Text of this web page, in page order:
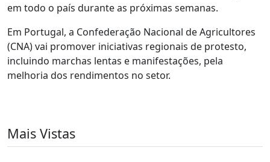
em todo o país durante as próximas semanas.
Em Portugal, a Confederação Nacional de Agricultores
(CNA) vai promover iniciativas regionais de protesto,
incluindo marchas lentas e manifestações, pela
melhoria dos rendimentos no setor.
Mais Vistas